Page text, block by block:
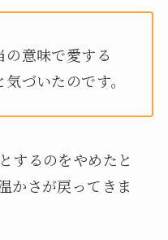
の意味で愛する
づいたのです。
するのをやめたと
かさが戻ってきま